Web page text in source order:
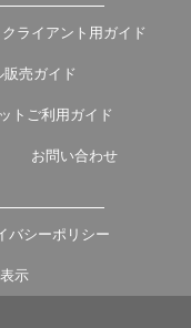
クライアント用ガイド
販売ガイド
トご利用ガイド
お問い合わせ
バシーポリシー
示